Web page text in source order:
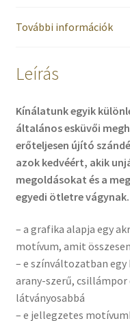
További információk
Leírás
Kínálatunk egyik
általános esküvői
erőteljesen újító
azok kedvéért, akik
megoldásokat és a
egyedi ötletre vágynak.
– a grafika alapja egy
motívum, amit
– e színváltozatban
arany-szerű,
látványosabbá
– e jellegzetes